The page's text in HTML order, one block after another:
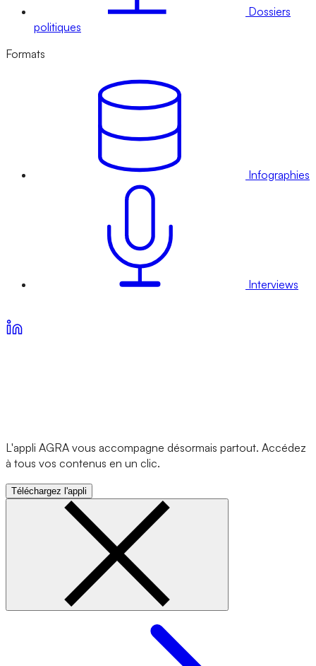
Dossiers
politiques
Formats
Infographies
Interviews
L'appli AGRA vous accompagne désormais partout. Accédez
à tous vos contenus en un clic.
Téléchargez l'appli